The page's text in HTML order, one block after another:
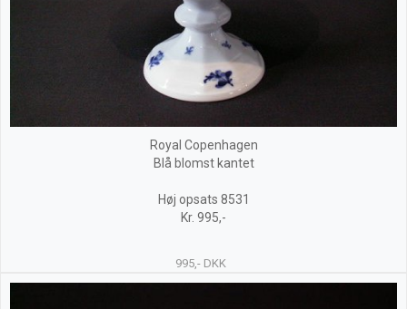
Royal Copenhagen
Blå blomst kantet
Høj opsats 8531
Kr. 995,-
995,- DKK